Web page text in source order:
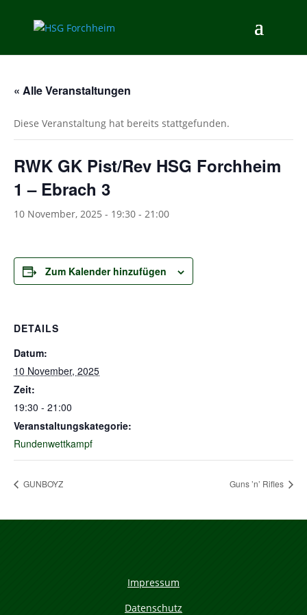
« Alle Veranstaltungen
Diese Veranstaltung hat bereits stattgefunden.
RWK GK Pist/Rev HSG Forchheim
1 – Ebrach 3
10 November, 2025 - 19:30 - 21:00
Zum Kalender hinzufügen
DETAILS
Datum:
10 November, 2025
Zeit:
19:30 - 21:00
Veranstaltungskategorie:
Rundenwettkampf
GUNBOYZ Guns ’n’ Rifles
Impressum
Datenschutz